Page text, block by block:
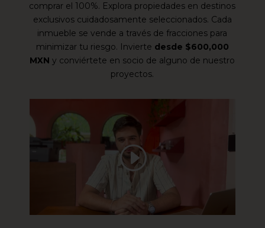
comprar el 100%. Explora propiedades en destinos
exclusivos cuidadosamente seleccionados. Cada
inmueble se vende a través de fracciones para
minimizar tu riesgo. Invierte desde $600,000
MXN y conviértete en socio de alguno de nuestro
proyectos.